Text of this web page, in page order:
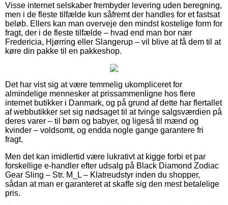
Visse internet selskaber frembyder levering uden beregning,
men i de fleste tilfælde kun såfremt der handles for et fastsat
beløb. Ellers kan man overveje den mindst kostelige form for
fragt, der i de fleste tilfælde – hvad end man bor nær
Fredericia, Hjørring eller Slangerup – vil blive at få dem til at
køre din pakke til en pakkeshop.
Det har vist sig at være temmelig ukompliceret for
almindelige mennesker at prissammenligne hos flere
internet butikker i Danmark, og på grund af dette har flertallet
af webbutikker set sig nødsaget til at tvinge salgsværdien på
deres varer – til børn og babyer, og ligeså til mænd og
kvinder – voldsomt, og endda nogle gange garantere fri
fragt.
Men det kan imidlertid være lukrativt at kigge forbi et par
forskellige e-handler efter udsalg på Black Diamond Zodiac
Gear Sling – Str. M_L – Klatreudstyr inden du shopper,
sådan at man er garanteret at skaffe sig den mest betalelige
pris.